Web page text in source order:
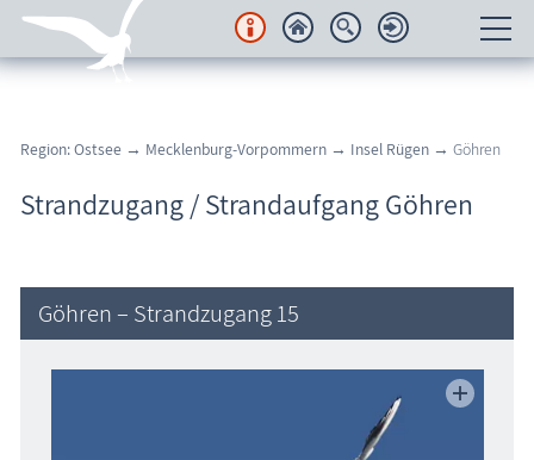
Regionales
Urlaubsorte
Freizeit
Region: Ostsee → Mecklenburg-Vorpommern → Insel Rügen → Göhren
Strandzugang / Strandaufgang Göhren
Göhren – Strandzugang 15